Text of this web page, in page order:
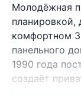
Молодёжная
планировкой,
комфортном
панельного
1990 года
создаёт